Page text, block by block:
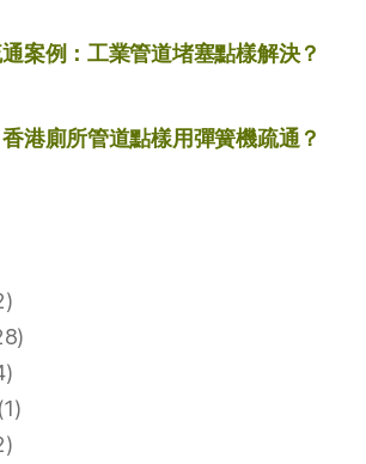
案例：工業管道堵塞點樣解決？
港廁所管道點樣用彈簧機疏通？
(1)